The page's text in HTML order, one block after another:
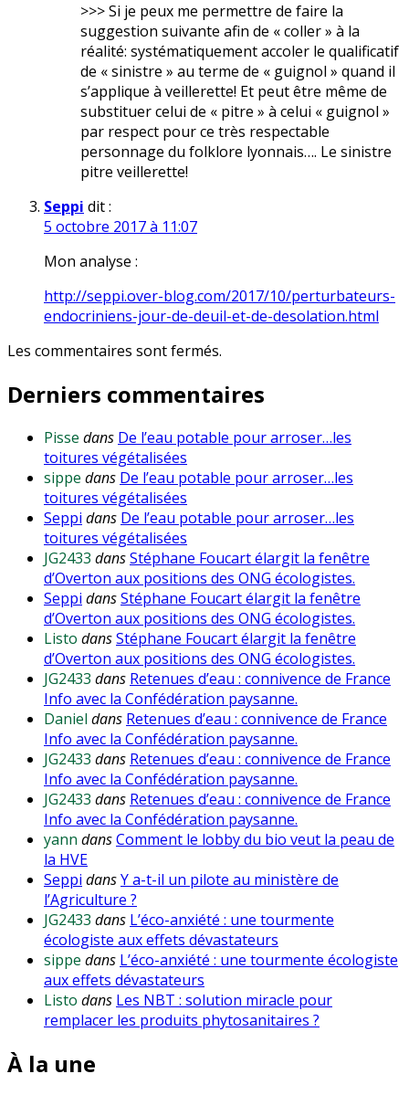
>>> Si je peux me permettre de faire la
suggestion suivante afin de « coller » à la
réalité: systématiquement accoler le qualificatif
de « sinistre » au terme de « guignol » quand il
s’applique à veillerette! Et peut être même de
substituer celui de « pitre » à celui « guignol »
par respect pour ce très respectable
personnage du folklore lyonnais…. Le sinistre
pitre veillerette!
Seppi dit :
5 octobre 2017 à 11:07
Mon analyse :
http://seppi.over-blog.com/2017/10/perturbateurs-
endocriniens-jour-de-deuil-et-de-desolation.html
Les commentaires sont fermés.
Derniers commentaires
Pisse dans De l’eau potable pour arroser…les
toitures végétalisées
sippe dans De l’eau potable pour arroser…les
toitures végétalisées
Seppi dans De l’eau potable pour arroser…les
toitures végétalisées
JG2433 dansStéphane Foucart élargit la fenêtre
d’Overton aux positions des ONG écologistes.
Seppi dansStéphane Foucart élargit la fenêtre
d’Overton aux positions des ONG écologistes.
Listo dansStéphane Foucart élargit la fenêtre
d’Overton aux positions des ONG écologistes.
JG2433 dans Retenues d’eau : connivence de France
Info avec la Confédération paysanne.
Daniel dans Retenues d’eau : connivence de France
Info avec la Confédération paysanne.
JG2433 dans Retenues d’eau : connivence de France
Info avec la Confédération paysanne.
JG2433 dans Retenues d’eau : connivence de France
Info avec la Confédération paysanne.
yann dansComment le lobby du bio veut la peau de
la HVE
Seppi dansY a-t-il un pilote au ministère de
l’Agriculture ?
JG2433 dans L’éco-anxiété : une tourmente
écologiste aux effets dévastateurs
sippe dans L’éco-anxiété : une tourmente écologiste
aux effets dévastateurs
Listo dans Les NBT : solution miracle pour
remplacer les produits phytosanitaires ?
À la une